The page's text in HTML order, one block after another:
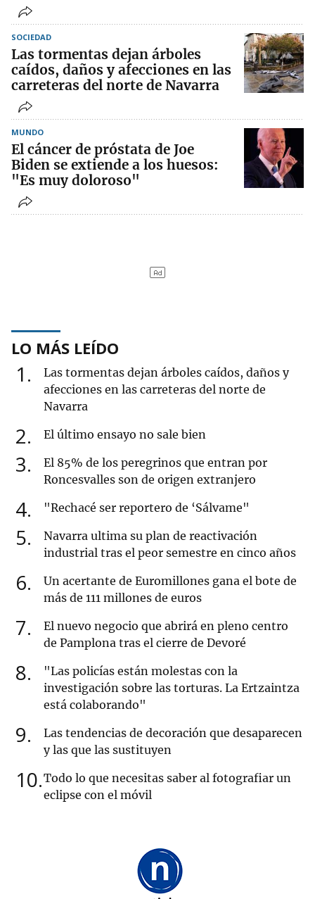
SOCIEDAD
Las tormentas dejan árboles
caídos, daños y afecciones en las
carreteras del norte de Navarra
MUNDO
El cáncer de próstata de Joe
Biden se extiende a los huesos:
"Es muy doloroso"
LO MÁS LEÍDO
1
Las tormentas dejan árboles caídos, daños y
afecciones en las carreteras del norte de
Navarra
2 El último ensayo no sale bien
3
El 85% de los peregrinos que entran por
Roncesvalles son de origen extranjero
4 "Rechacé ser reportero de ‘Sálvame"
5
Navarra ultima su plan de reactivación
industrial tras el peor semestre en cinco años
6
Un acertante de Euromillones gana el bote de
más de 111 millones de euros
7
El nuevo negocio que abrirá en pleno centro
de Pamplona tras el cierre de Devoré
8
"Las policías están molestas con la
investigación sobre las torturas. La Ertzaintza
está colaborando"
9
Las tendencias de decoración que desaparecen
y las que las sustituyen
10 Todo lo que necesitas saber al fotografiar un
eclipse con el móvil